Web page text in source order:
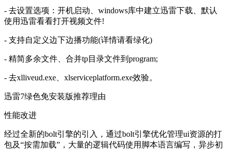
- 去设置选项：开机启动、windows库中建立迅雷下载、默认
使用迅雷看看打开视频文件!
- 支持自定义边下边播功能(详情请看绿化)
- 精简多余文件、合并tp目录文件到program;
- 去xlliveud.exe、xlserviceplatform.exe效验。
迅雷7绿色免安装版推荐理由
性能改进
经过全新的bolt引擎的引入，通过bolt引擎优化管理ui资源的打
包及“按需加载”，大量的逻辑代码使用脚本语言编写，异步初